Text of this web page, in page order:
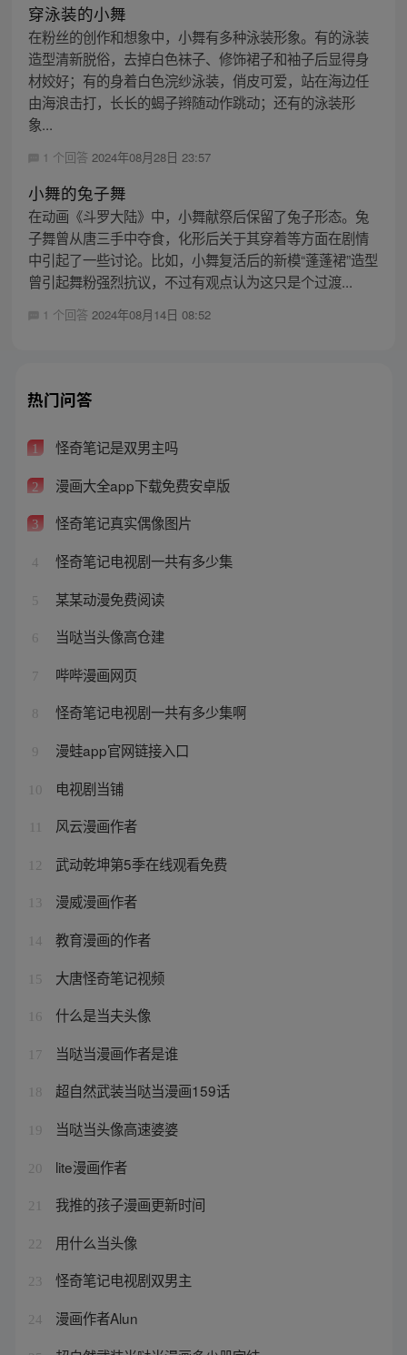
穿泳装的小舞
在粉丝的创作和想象中，小舞有多种泳装形象。有的泳装
造型清新脱俗，去掉白色袜子、修饰裙子和袖子后显得身
材姣好；有的身着白色浣纱泳装，俏皮可爱，站在海边任
由海浪击打，长长的蝎子辫随动作跳动；还有的泳装形
象...
1 个回答 2024年08月28日 23:57
小舞的兔子舞
在动画《斗罗大陆》中，小舞献祭后保留了兔子形态。兔
子舞曾从唐三手中夺食，化形后关于其穿着等方面在剧情
中引起了一些讨论。比如，小舞复活后的新模“蓬蓬裙”造型
曾引起舞粉强烈抗议，不过有观点认为这只是个过渡...
1 个回答 2024年08月14日 08:52
热门问答
1 怪奇笔记是双男主吗
2 漫画大全app下载免费安卓版
3 怪奇笔记真实偶像图片
4 怪奇笔记电视剧一共有多少集
5 某某动漫免费阅读
6 当哒当头像高仓建
7 哔哔漫画网页
8 怪奇笔记电视剧一共有多少集啊
9 漫蛙app官网链接入口
10 电视剧当铺
风云漫画作者
12 武动乾坤第5季在线观看免费
13 漫威漫画作者
14 教育漫画的作者
15 大唐怪奇笔记视频
16 什么是当夫头像
17 当哒当漫画作者是谁
18 超自然武装当哒当漫画159话
19 当哒当头像高速婆婆
20 lite漫画作者
21 我推的孩子漫画更新时间
22 用什么当头像
23 怪奇笔记电视剧双男主
24 漫画作者Alun